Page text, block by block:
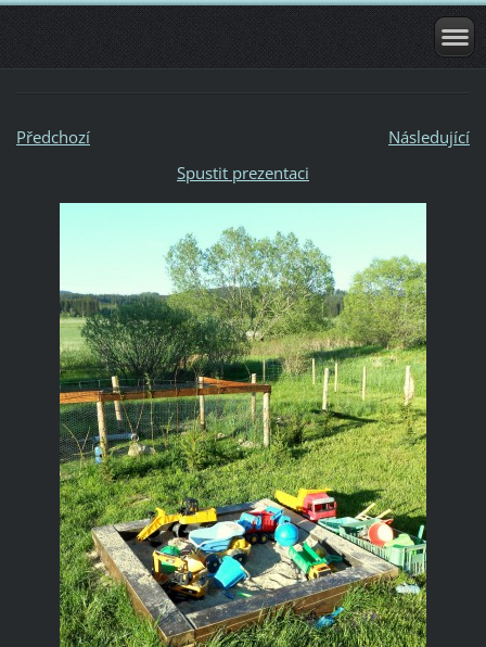
Předchozí
Následující
Spustit prezentaci